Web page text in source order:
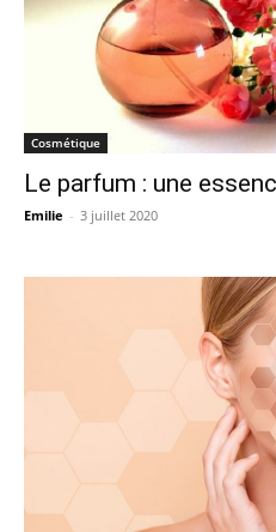
Cosmétique
Le parfum : une
Emilie - 3 juillet 2020